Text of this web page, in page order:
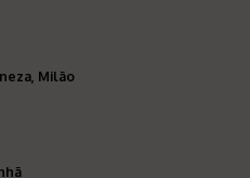
Milão